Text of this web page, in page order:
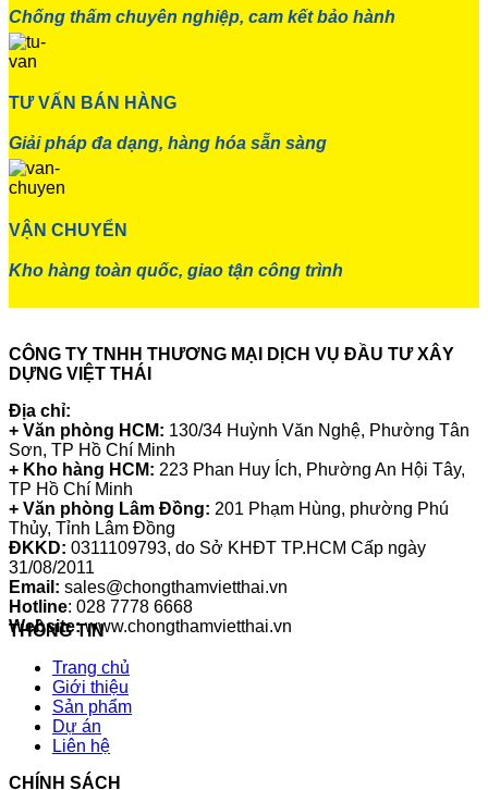
Chống thấm chuyên nghiệp, cam kết bảo hành
TƯ VẤN BÁN HÀNG
Giải pháp đa dạng, hàng hóa sẵn sàng
VẬN CHUYỂN
Kho hàng toàn quốc, giao tận công trình
CÔNG TY TNHH THƯƠNG MẠI DỊCH VỤ ĐẦU TƯ XÂY
DỰNG VIỆT THÁI
Địa chỉ:
+ Văn phòng HCM: 130/34 Huỳnh Văn Nghệ, Phường Tân
Sơn, TP Hồ Chí Minh
+ Kho hàng HCM: 223 Phan Huy Ích, Phường An Hội Tây,
TP Hồ Chí Minh
+ Văn phòng Lâm Đồng: 201 Phạm Hùng, phường Phú
Thủy, Tỉnh Lâm Đồng
ĐKKD: 0311109793, do Sở KHĐT TP.HCM Cấp ngày
31/08/2011
Email: sales@chongthamvietthai.vn
Hotline: 028 7778 6668
Website:www.chongthamvietthai.vn
THÔNG TIN
Trang chủ
Giới thiệu
Sản phẩm
Dự án
Liên hệ
CHÍNH SÁCH